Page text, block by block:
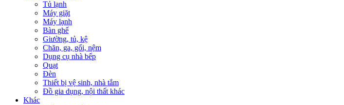
Tủ lạnh
Máy giặt
Máy lạnh
Bàn ghế
Giường, tủ, kệ
Chăn, ga, gối, nệm
Dụng cụ nhà bếp
Quạt
Đèn
Thiết bị vệ sinh, nhà tắm
Đồ gia dụng, nội thất khác
Khác